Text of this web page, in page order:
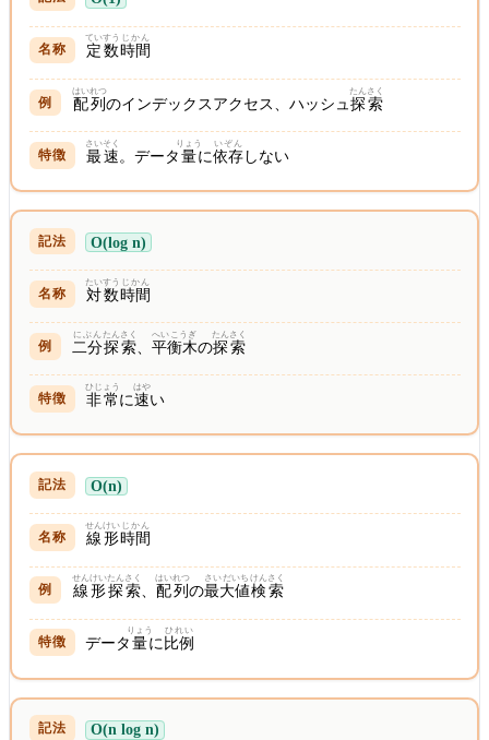
定数
ていすう
時間
じかん
配列
はいれつ
のインデックスアクセス、ハッシュ探索
たんさく
最速
さいそく
。データ 量
りょう
に依存
いぞん
しない
O(log n)
対
たい
数
すう
時間
じかん
二分
にぶん
探索
たんさく
、平衡木
へいこうぎ
の探索
たんさく
非常
ひじょう
に速
はや
い
O(n)
線形
せんけい
時間
じかん
線形
せんけい
探索
たんさく
、 配列
はいれつ
の最大値
さいだいち
検索
けんさく
データ 量
りょう
に 比例
ひれい
O(n log n)